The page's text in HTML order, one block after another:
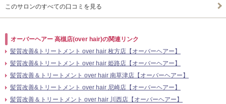
このサロンのすべての口コミを見る
オーバーヘアー 高槻店(over hair)の関連リンク
髪質改善&トリートメント over hair 枚方店【オーバーヘアー】
髪質改善&トリートメント over hair 姫路店【オーバーヘアー】
髪質改善＆トリートメント over hair 南草津店【オーバーヘアー】
髪質改善&トリートメント over hair 尼崎店【オーバーヘアー】
髪質改善＆トリートメント over hair 川西店【オーバーヘアー】